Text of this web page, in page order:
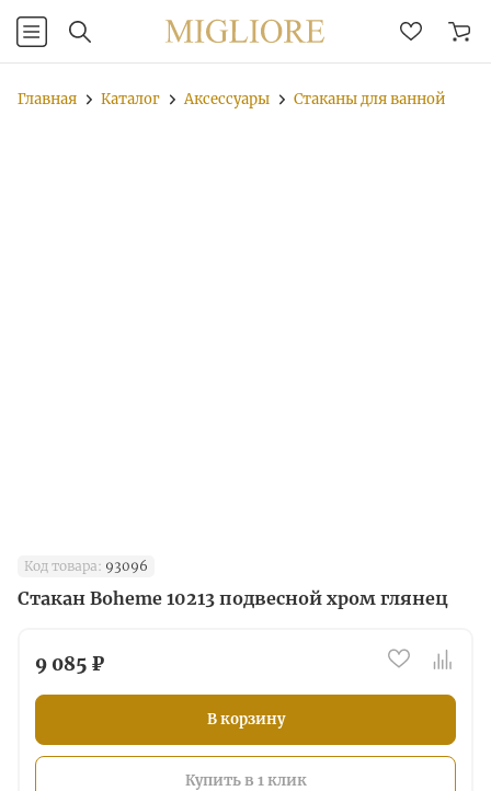
Главная Каталог Аксессуары Стаканы для ванной
Код товара: 93096
Стакан Boheme 10213 подвесной хром глянец
9 085 ₽
В корзину
Купить в 1 клик